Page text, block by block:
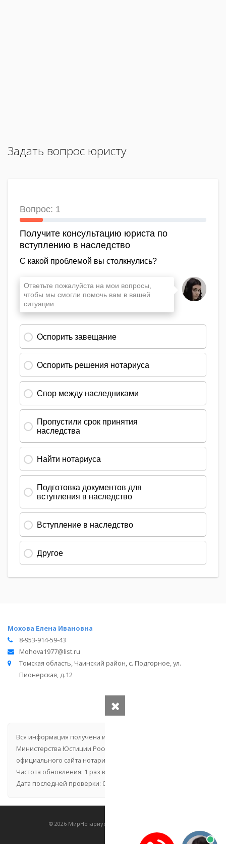
Задать вопрос юристу
Мохова Елена Ивановна
8-953-914-59-43
Mohova1977@list.ru
Томская область, Чаинский район, с. Подгорное, ул.
Пионерская, д.12
Вся информация получена из открытого реестра
Министерства Юстиции Российской Федерации и с
официального сайта нотариальной палаты Томской области.
Частота обновления: 1 раз в неделю.
Дата последней проверки: 03.08.2026
© 2026 МирНотариусов - все права зашищены